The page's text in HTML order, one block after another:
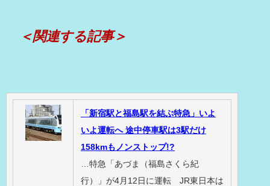
＜関連する記事＞
「新宿駅と福島駅を結ぶ特急」いよ
いよ運転へ 途中停車駅は3駅だけ
158kmもノンストップ!?
…特急「あづま（福島さくら紀
行）」が4月12日に運転 JR東日本は